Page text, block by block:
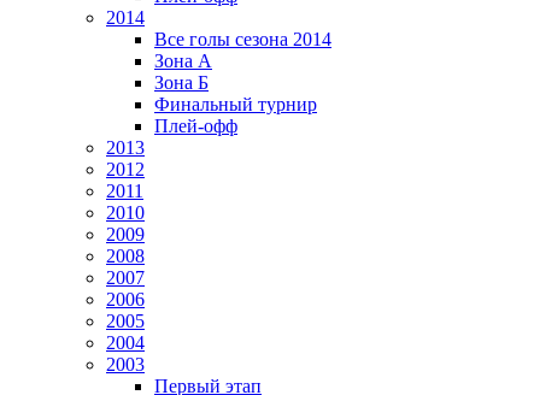
2014
Все голы сезона 2014
Зона А
Зона Б
Финальный турнир
Плей-офф
2013
2012
2011
2010
2009
2008
2007
2006
2005
2004
2003
Первый этап